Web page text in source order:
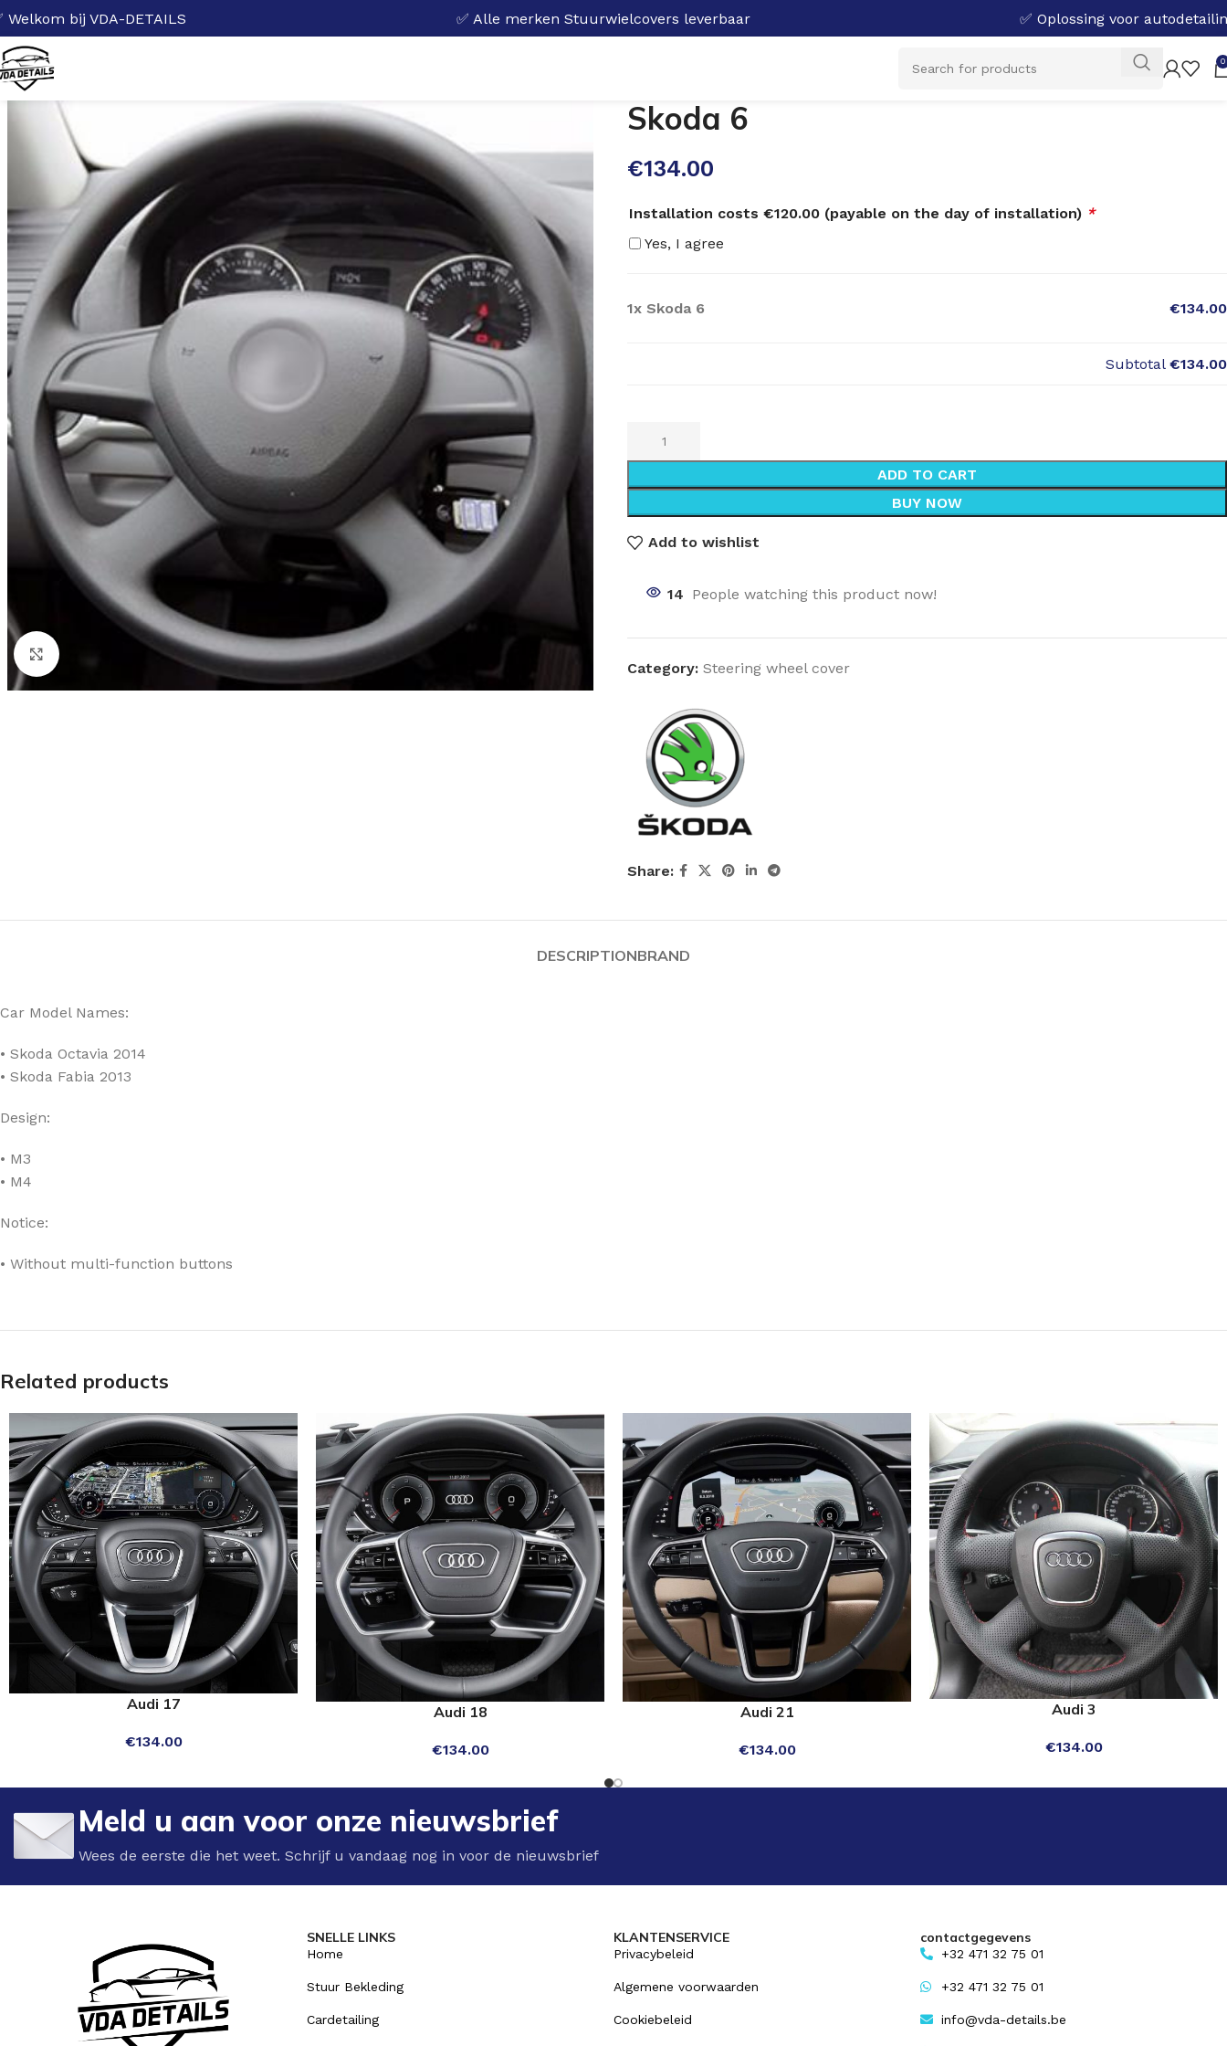
Welkom bij VDA-DETAILS ✅ Alle merken Stuurwielcovers leverbaar ✅ Oplossing voor
0
Click to enlarge
Skoda 6
€134.00
Installation costs €120.00 (payable on the day of installation) *
Yes, I agree
1x Skoda 6 €134.00
Subtotal €134.00
ADD TO CART
BUY NOW
Add to wishlist
14 People watching this product now!
Category: Steering wheel cover
Share:
DESCRIPTIONBRAND
Car Model Names:
• Skoda Octavia 2014
• Skoda Fabia 2013
Design:
• M3
• M4
Notice:
• Without multi-function buttons
Related products
Audi 17
€134.00
Audi 18
€134.00
Audi 21
€134.00
Audi 3
€134.00
Meld u aan voor onze nieuwsbrief
Wees de eerste die het weet. Schrijf u vandaag nog in voor de nieuwsbrief
SNELLE LINKS
Home
Stuur Bekleding
Cardetailing
KLANTENSERVICE
Privacybeleid
Algemene voorwaarden
Cookiebeleid
contactgegevens
+32 471 32 75 01
+32 471 32 75 01
info@vda-details.be